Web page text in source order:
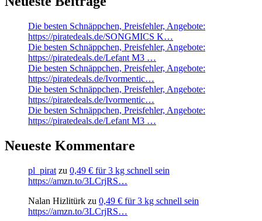
Die besten Schnäppchen, Preisfehler, Angebote:
https://piratedeals.de/SONGMICS K…
Die besten Schnäppchen, Preisfehler, Angebote:
https://piratedeals.de/Lefant M3 …
Die besten Schnäppchen, Preisfehler, Angebote:
https://piratedeals.de/Ivormentic…
Die besten Schnäppchen, Preisfehler, Angebote:
https://piratedeals.de/Ivormentic…
Die besten Schnäppchen, Preisfehler, Angebote:
https://piratedeals.de/Lefant M3 …
Neueste Kommentare
pl_pirat zu 0,49 € für 3 kg schnell sein
https://amzn.to/3LCrjRS…
Nalan Hizlitürk zu 0,49 € für 3 kg schnell sein
https://amzn.to/3LCrjRS…